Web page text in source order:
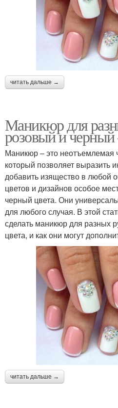
читать дальше →
Маникюр для
розовый и черный
Маникюр – это неотъемлемая
который позволяет выразить
добавить изящество в любой
цветов и дизайнов особое
черный цвета. Они
для любого случая. В этой
сделать маникюр для разных
цвета, и как они могут
читать дальше →